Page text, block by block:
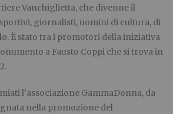
Vanchiglietta, che divenne il
giornalisti, uomini di cultura, di
È stato tra i promotori della iniziativa
a Fausto Coppi che si trova in
l’associazione GammaDonna, da
nella promozione del